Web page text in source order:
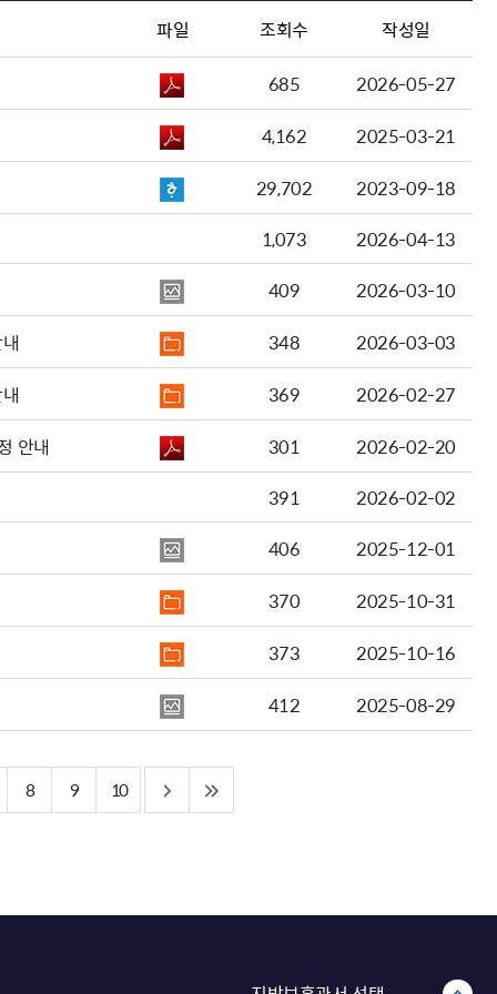
파일 조회수 작성일
685
2026-05-27
4,162
2025-03-21
29,702
2023-09-18
1,073
2026-04-13
409
2026-03-10
348
2026-03-03
369
2026-02-27
안내
301
2026-02-20
391
2026-02-02
406
2025-12-01
370
2025-10-31
373
2025-10-16
412
2025-08-29
8 9 10